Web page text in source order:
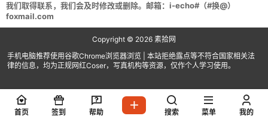
我们取得联系，我们会及时修改或删除。邮箱：i-echo#（#换@）
foxmail.com
Copyright © 2026 素拾网
手机电脑推荐使用谷歌Chrome浏览器浏览 | 本站拒绝露点等不符合国家相关法
律的信息，均为正规网红Coser，写真机构等资源，仅作个人学习使用。
首页 签到 帮助 搜索 菜单 我的